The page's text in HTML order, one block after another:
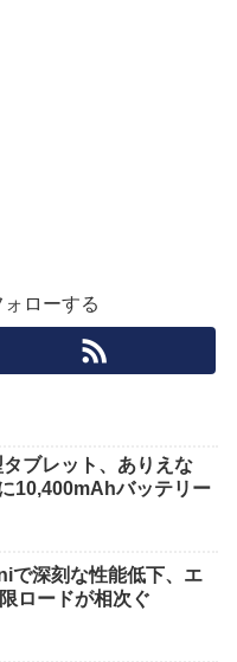
ローする
ブレット、ありえな
10,400mAhバッテリー
で深刻な性能低下、エ
ロードが相次ぐ